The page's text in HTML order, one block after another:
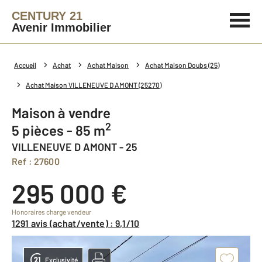
CENTURY 21
Avenir Immobilier
Accueil Achat Achat Maison Achat Maison Doubs (25)
Achat Maison VILLENEUVE D AMONT (25270)
Maison à vendre
5 pièces - 85 m2
VILLENEUVE D AMONT - 25
Ref : 27600
295 000 €
Honoraires charge vendeur
1291 avis (achat/vente) : 9,1/10
Exclusivité